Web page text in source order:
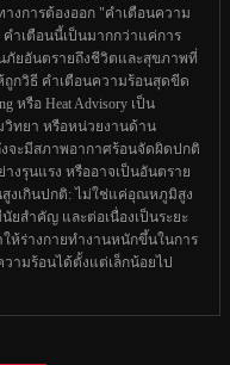
างการต้องออก "คำเตือนความ
คำเตือนนี้เป็นมากกว่าแค่การ
ยอันตรายถึงชีวิตและสุขภาพที่
ถูกวิธี คำเตือนความร้อนสุดขีด
หรือ Heat Advisory เป็น
วิทยา หรือหน่วยงานด้าน
จะมีสภาพอากาศร้อนจัดผิดปกติ
งรุนแรง หรืออาจเป็นอันตราย
งเกินปกติ: ไม่ใช่แค่อุณหภูมิสูง
สำคัญ และต่อเนื่องเป็นระยะ
ห้ร่างกายทำงานหนักขึ้นในการ
ามร้อนได้ตั้งแต่เล็กน้อยไป